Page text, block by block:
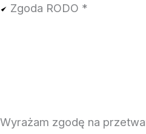
Zgoda RODO *
Wyrażam zgodę na